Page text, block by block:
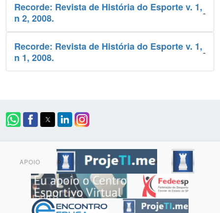
Recorde: Revista de História do Esporte v. 1,
n 2, 2008.
-
Recorde: Revista de História do Esporte v. 1,
n 1, 2008.
-
APOIO